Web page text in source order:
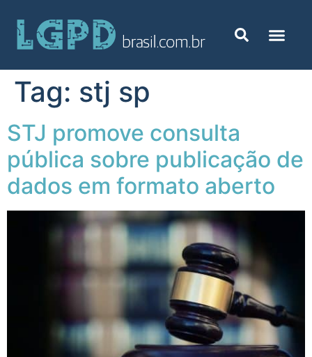
Tag: stj sp
STJ promove consulta
pública sobre publicação de
dados em formato aberto